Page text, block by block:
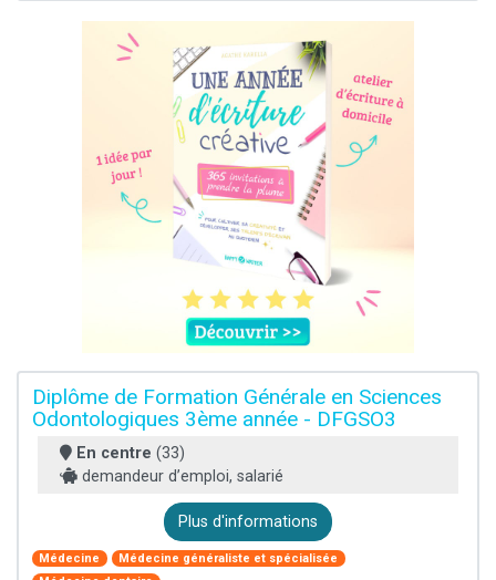
Diplôme de Formation Générale en Sciences
Odontologiques 3ème année - DFGSO3
En centre (33)
demandeur d’emploi, salarié
Plus d'informations
Médecine
Médecine généraliste et spécialisée